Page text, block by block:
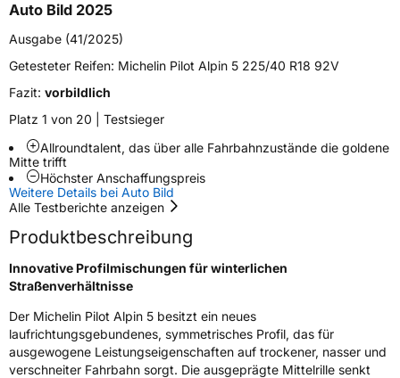
Effizienz C
NasshaftungB
Rollgeräusch (Klasse)A
Rollgeräusch (dB)71
Fahrzeugklasse C1
EPREL ID410570
Allgemeine Produktsicherheit (GPSR)
Auto Bild 2025
Ausgabe (41/2025)
Getesteter Reifen: Michelin Pilot Alpin 5 225/40 R18 92V
Fazit: vorbildlich
Platz 1 von 20 | Testsieger
Allroundtalent, das über alle Fahrbahnzustände die goldene
Mitte trifft
Höchster Anschaffungspreis
Weitere Details bei Auto Bild
Alle Testberichte anzeigen
Produktbeschreibung
Innovative Profilmischungen für winterlichen
Straßenverhältnisse
Der Michelin Pilot Alpin 5 besitzt ein neues
laufrichtungsgebundenes, symmetrisches Profil, das für
ausgewogene Leistungseigenschaften auf trockener, nasser und
verschneiter Fahrbahn sorgt. Die ausgeprägte Mittelrille senkt